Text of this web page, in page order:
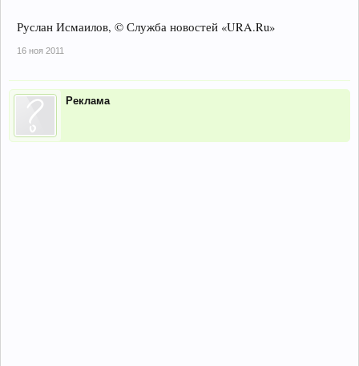
Руслан Исмаилов, © Служба новостей «URA.Ru»
16 ноя 2011
Реклама